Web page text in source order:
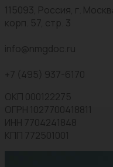
115093, Россия, г.
корп. 57, стр. 3
info@nmgdoc.ru
ОГРН 1027700418811